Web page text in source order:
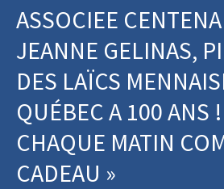
ASSOCIEE
JEANNE GELINAS,
DES LAÏCS
QUÉBEC A 100 ANS
CHAQUE MATIN
CADEAU »